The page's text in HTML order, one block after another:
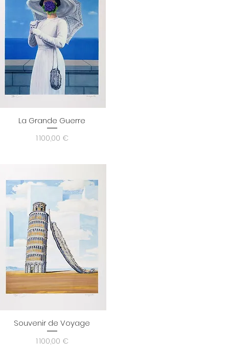
Aperçu rapide
La Grande Guerre
Prix
1 100,00 €
Aperçu rapide
Souvenir de Voyage
Prix
1 100,00 €